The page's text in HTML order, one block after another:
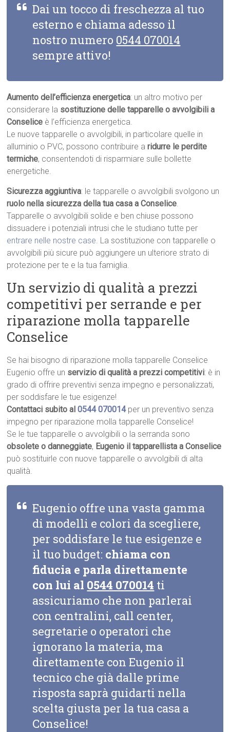
Dai un tocco di freschezza al tuo
esterno e chiama adesso il
nostro numero 0544 070014
sempre attivo!
Aumento dell’efficienza energetica: un altro motivo per
considerare la sostituzione delle tapparelle o avvolgibili a
Conselice è l’efficienza energetica.
Le nuove tapparelle o avvolgibili, in particolare quelle in
alluminio o PVC, possono contribuire aridurre le perdite
termiche, consentendoti di risparmiare sulle bollette
energetiche.
Sicurezza aggiuntiva: le tapparelle o avvolgibili svolgono un
ruolo nella sicurezza della tua casa a Conselice.
Tapparelle o avvolgibili solide e ben chiuse possono
dissuadere i potenziali intrusi che le studiano tutte per
entrare nelle nostre case. La sostituzione con tapparelle o
avvolgibili più sicure può aggiungere un ulteriore strato di
protezione per te e la tua famiglia.
Un servizio di qualità a prezzi
competitivi per serrande e per
riparazione molla tapparelle
Conselice
Se hai bisogno di riparazione molla tapparelle Conselice
Eugenio offre un servizio di qualità a prezzi competitivi: è in
grado di offrire preventivi senza impegno e personalizzati,
per soddisfare le tue esigenze!
Contattaci subito al0544 070014 per un preventivo senza
impegno per riparazione molla tapparelle Conselice!
Se le tue tapparelle o avvolgibili o la serranda sono
obsolete o danneggiate, Eugenio il tapparellista a Conselice
può sostituirle con nuove tapparelle o avvolgibili di alta
qualità.
Eugenio offre una vasta gamma
di modelli e colori da scegliere,
per soddisfare le tue esigenze e
il tuo budget: chiama con
fiducia e parla direttamente
con lui al 0544 070014 ti
assicuriamo che non parlerai
con centralini, call center,
segretarie o operatori che
ignorano la materia, ma
direttamente con Eugenio il
tecnico che già dalle prime
risposta saprà guidarti nella
scelta giusta per la tua casa a
Conselice!